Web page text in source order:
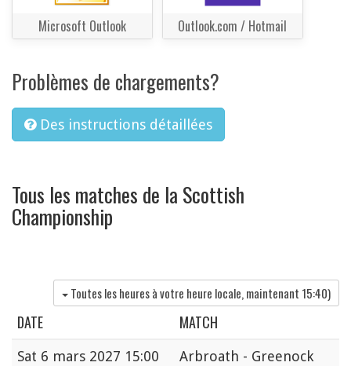
Microsoft Outlook Outlook.com / Hotmail
Problèmes de chargements?
Des instructions détaillées
Tous les matches de la Scottish
Championship
Toutes les heures à votre heure locale, maintenant 15:40)
DATE MATCH
Sat 6 mars 2027 15:00
Arbroath - Greenock